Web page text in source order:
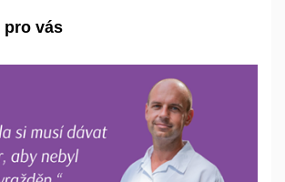
pro vás